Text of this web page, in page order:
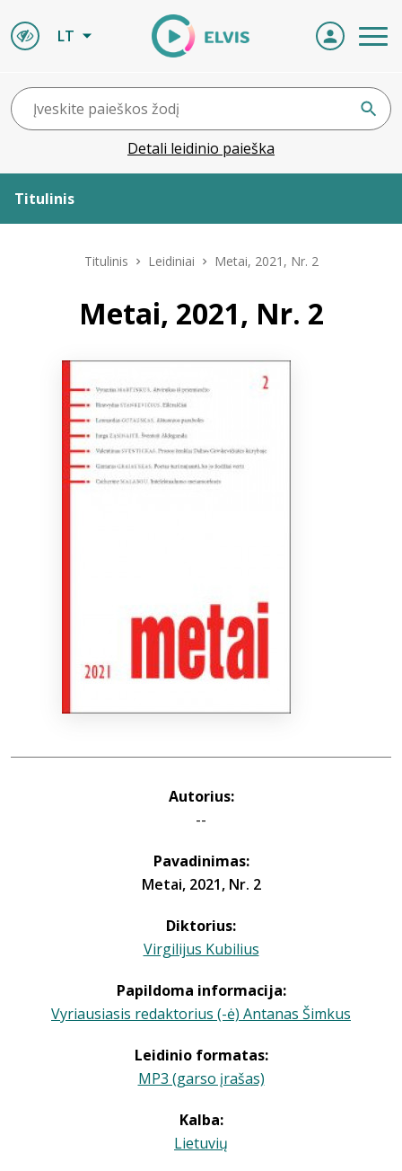
LT
Detali leidinio paieška
Titulinis
Naujienos
Bibliotekoms
Titulinis Leidiniai Metai, 2021, Nr. 2
Metai, 2021, Nr. 2
Autorius:
--
Pavadinimas:
Metai, 2021, Nr. 2
Diktorius:
Virgilijus Kubilius
Papildoma informacija:
Vyriausiasis redaktorius (-ė) Antanas Šimkus
Leidinio formatas:
MP3 (garso įrašas)
Kalba:
Lietuvių